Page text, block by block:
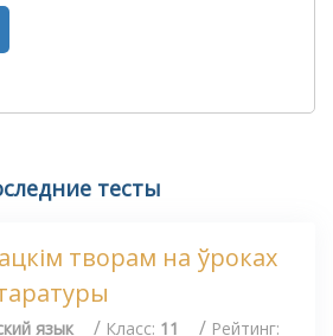
тесты
творам на ўроках
язык / Класс: 11 / Рейтинг: